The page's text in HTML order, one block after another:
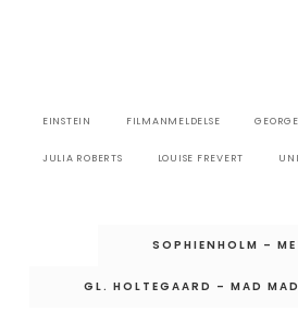
EINSTEIN FILMANMELDELSE
JULIA ROBERTS LOUISE FREVERT
Indlægsnavigation
SOPHIENHOLM –
GL. HOLTEGAARD – MAD